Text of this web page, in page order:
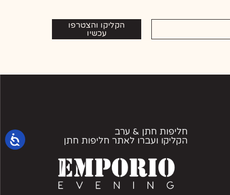
הקליקו והצטרפו
עכשיו
חליפות חתן & ערב
הקליקו ועברו לאתר חליפות חתן